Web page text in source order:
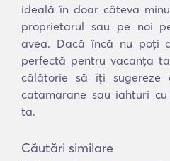
ideală în doar câteva
proprietarul sau pe noi
avea. Dacă încă nu poți
perfectă pentru vacanța
călătorie să îți sugereze
catamarane sau iahturi
ta.
Căutări similare